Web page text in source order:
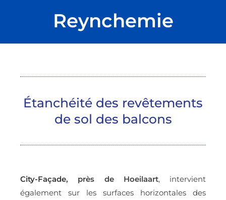
Reynchemie
Étanchéité des revêtements
de sol des balcons
City-Façade, près de Hoeilaart, intervient
également sur les surfaces horizontales des